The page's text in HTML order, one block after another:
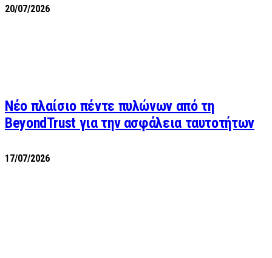
20/07/2026
Νέο πλαίσιο πέντε πυλώνων από τη
BeyondTrust για την ασφάλεια ταυτοτήτων
17/07/2026